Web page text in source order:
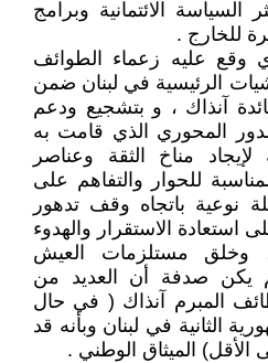
السياسة الائتمانية وبرامج
للخارج .
(1989) الذي وقع عليه زعماء الطوائف
الرئيسية في لبنان ضمن
آنذاك ، و بتشجيع ودعم
المحوري الذي قامت به
لإيجاد مناخ الثقة وعناصر
للحوار والتفاهم على
نوعية باتجاه وقف تدهور
استعادة الاستقرار والهدوء
، وخلق مستلزمات العيش
يكن صدفة أن العديد من
المبرم آنذاك ( في حال
الثانية في لبنان وبأنه قد
الميثاق الوطني .